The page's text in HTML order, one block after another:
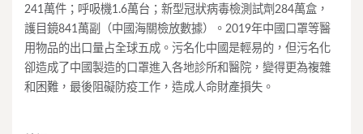
241萬件；呼吸機1.6萬台；新型冠狀病毒檢測試劑284萬盒，
護目鏡841萬副（中國海關檢放數據）。2019年中國口罩等醫
用物品的出口量占全球五成。污名化中國是輕易的，但污名化
卻造成了中國製造的口罩進入各地診所和醫院，變得更為複雜
和困難，最後阻礙防疫工作，造成人命財產損失。